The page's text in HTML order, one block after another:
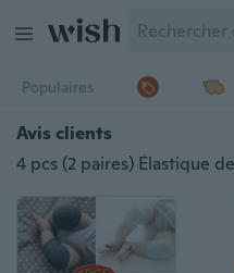
Populaires
Avis clients